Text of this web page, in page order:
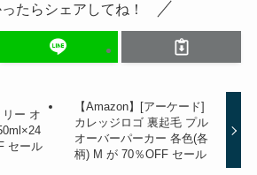
たらシェアしてね！
リー オ
セール
【Amazon】[アーケード]
カレッジロゴ 裏起毛 プル
オーバーパーカー 各色(各
柄) M が 70％OFF セール